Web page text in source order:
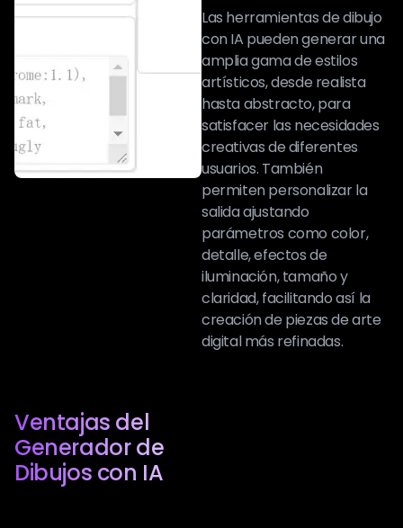
Las herramientas de dibujo
con IA pueden generar una
amplia gama de estilos
artísticos, desde realista
hasta abstracto, para
satisfacer las necesidades
creativas de diferentes
usuarios. También
permiten personalizar la
salida ajustando
parámetros como color,
detalle, efectos de
iluminación, tamaño y
claridad, facilitando así la
creación de piezas de arte
digital más refinadas.
Ventajas del
Generador de
Dibujos con IA